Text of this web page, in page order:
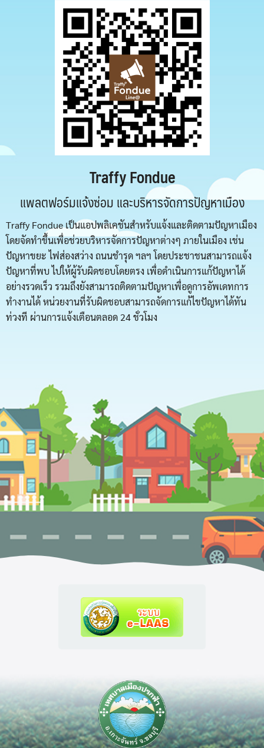
Traffy Fondue
แพลตฟอร์มแจ้งซ่อม และบริหารจัดการปัญหาเมือง
Traffy Fondue เป็นแอปพลิเคชันสำหรับแจ้งและติดตามปัญหาเมือง
โดยจัดทำขึ้นเพื่อช่วยบริหารจัดการปัญหาต่างๆ ภายในเมือง เช่น
ปัญหาขยะ ไฟส่องสว่าง ถนนชำรุด ฯลฯ โดยประชาชนสามารถแจ้ง
ปัญหาที่พบ ไปให้ผู้รับผิดชอบโดยตรง เพื่อดำเนินการแก้ปัญหาได้
อย่างรวดเร็ว รวมถึงยังสามารถติดตามปัญหาเพื่อดูการอัพเดทการ
ทำงานได้ หน่วยงานที่รับผิดชอบสามารถจัดการแก้ไขปัญหาได้ทัน
ท่วงที ผ่านการแจ้งเตือนตลอด 24 ชั่วโมง